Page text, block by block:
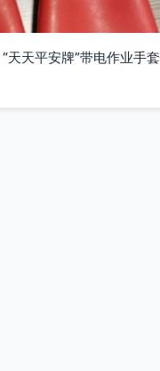
天天平安牌”带电作业手套